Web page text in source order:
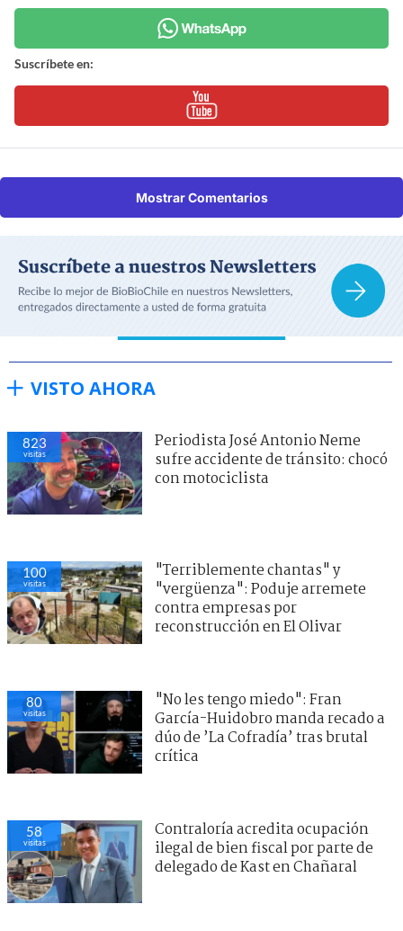
Suscríbete en:
Mostrar Comentarios
VISTO AHORA
823
visitas
Periodista José Antonio Neme
sufre accidente de tránsito: chocó
con motociclista
100
visitas
"Terriblemente chantas" y
"vergüenza": Poduje arremete
contra empresas por
reconstrucción en El Olivar
80
visitas
"No les tengo miedo": Fran
García-Huidobro manda recado a
dúo de ’La Cofradía’ tras brutal
crítica
58
visitas
Contraloría acredita ocupación
ilegal de bien fiscal por parte de
delegado de Kast en Chañaral